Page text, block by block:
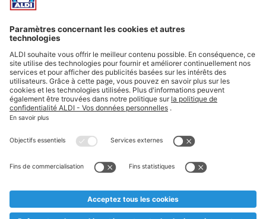
Infos essentielles
Suivez ALDI Belgique
Textes marqués d'un astérisque et mentions légales
* Nous vendons ces articles temporairement et jusqu'à
au cas où, malgré le planning bien étudié, nous serions
prématurément en rupture de stock. Prix Recupel et TVA incl.
** Sur ce site, l’utilisation de la forme masculine a été adoptée